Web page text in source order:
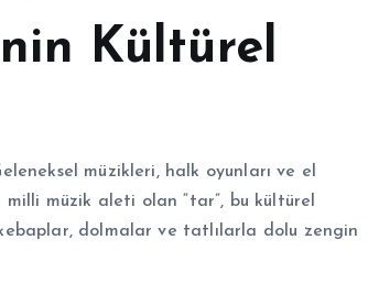
Kültürel
müzikleri, halk oyunları ve el
milli müzik aleti olan “tar”, bu kültürel
kebaplar, dolmalar ve tatlılarla dolu zengin